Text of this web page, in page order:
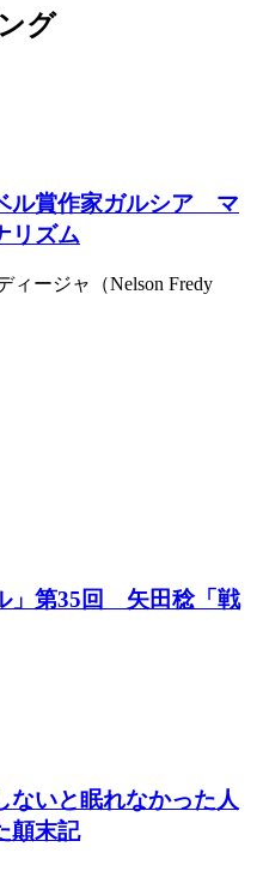
グ
ル賞作家ガルシア゠マ
リズム
ィージャ（Nelson Fredy
」第35回 矢田稔「戦
ないと眠れなかった人
顛末記